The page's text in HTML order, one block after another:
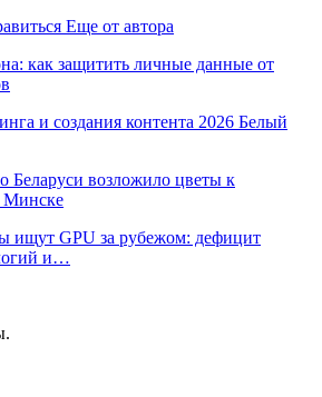
Еще от автора
как защитить личные данные от
и создания контента 2026 Белый
Беларуси возложило цветы к
Минске
ищут GPU за рубежом: дефицит
и…